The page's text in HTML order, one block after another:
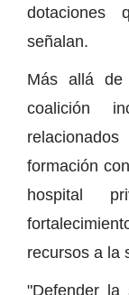
dotaciones
señalan.
Más allá de
coalición
formación
hospital
recursos a la
"Defender la